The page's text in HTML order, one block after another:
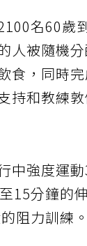
名60歲
人被隨機
食，同時
持和教練
中強度運
15分鐘的
阻力訓練。